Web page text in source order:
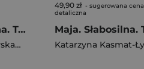
Hannah. Słabosilna. Tom 3
Katarzyna Kasmat-Łyskaniuk
49,90 zł - sugerowana cena
detaliczna